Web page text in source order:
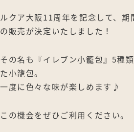
ルクア大阪11周年を記念して、期
の販売が決定いたしました！
その名も『イレブン小籠包』5種
た小籠包。
一度に色々な味が楽しめます♪
この機会をぜひご利用ください。